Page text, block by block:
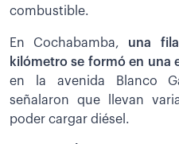
combustible.
En Cochabamba, una
kilómetro se formó en una
en la avenida Blanco
señalaron que llevan
poder cargar diésel.